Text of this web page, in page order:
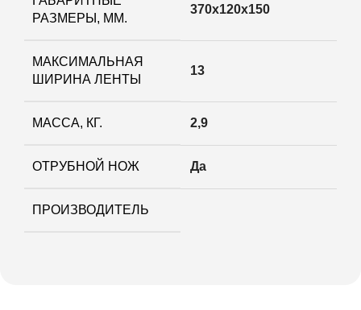
РАЗМЕРЫ, ММ.
370х120х150
МАКСИМАЛЬНАЯ
ШИРИНА ЛЕНТЫ
13
МАССА, КГ. 2,9
ОТРУБНОЙ НОЖ Да
ПРОИЗВОДИТЕЛЬ